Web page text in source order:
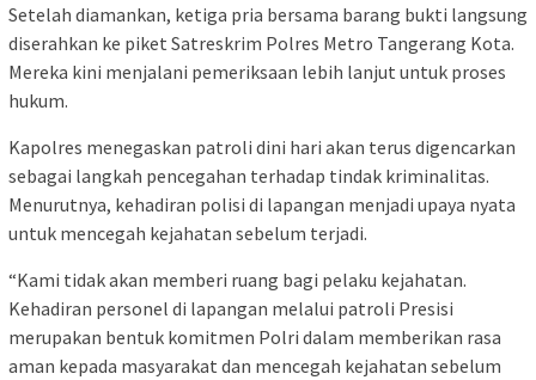
Setelah diamankan, ketiga pria bersama barang bukti langsung
diserahkan ke piket Satreskrim Polres Metro Tangerang Kota.
Mereka kini menjalani pemeriksaan lebih lanjut untuk proses
hukum.
Kapolres menegaskan patroli dini hari akan terus digencarkan
sebagai langkah pencegahan terhadap tindak kriminalitas.
Menurutnya, kehadiran polisi di lapangan menjadi upaya nyata
untuk mencegah kejahatan sebelum terjadi.
“Kami tidak akan memberi ruang bagi pelaku kejahatan.
Kehadiran personel di lapangan melalui patroli Presisi
merupakan bentuk komitmen Polri dalam memberikan rasa
aman kepada masyarakat dan mencegah kejahatan sebelum